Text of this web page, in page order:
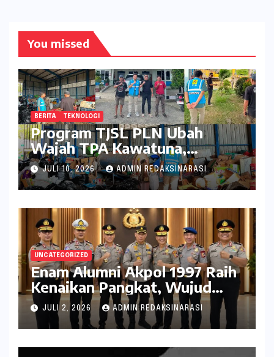
You missed
BERITA TEKNOLOGI
Program TJSL PLN Ubah
Wajah TPA Kawatuna,
Sampah Kini Bernilai Ekonomi
dan Lingkungan
JULI 10, 2026 ADMIN REDAKSINARASI
UNCATEGORIZED
Enam Alumni Akpol 1997 Raih
Kenaikan Pangkat, Wujud
Penghargaan atas Pengabdian
kepada Negara
JULI 2, 2026 ADMIN REDAKSINARASI